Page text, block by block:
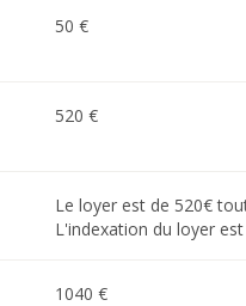
50 €
520 €
Le loyer est de 520€
L'indexation du loyer
1040 €